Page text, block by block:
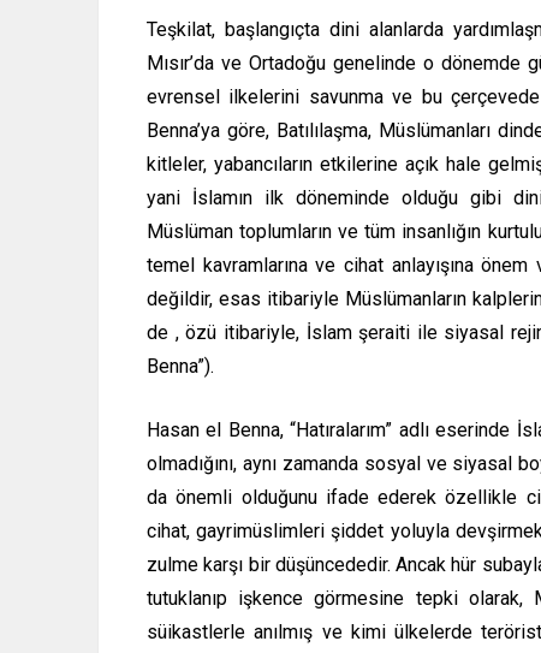
Teşkilat, başlangıçta dini alanlarda
Mısır’da ve Ortadoğu genelinde o
evrensel ilkelerini savunma ve bu
Benna’ya göre, Batılılaşma, Müslümanları
kitleler, yabancıların etkilerine açık hale
yani İslamın ilk döneminde olduğu gibi
Müslüman toplumların ve tüm insanlığın
temel kavramlarına ve cihat anlayışına
değildir, esas itibariyle Müslümanların
de , özü itibariyle, İslam şeraiti ile siyasal
Benna”).
Hasan el Benna, “Hatıralarım” adlı eserinde
olmadığını, aynı zamanda sosyal ve siyasal
da önemli olduğunu ifade ederek özellikle
cihat, gayrimüslimleri şiddet yoluyla
zulme karşı bir düşüncededir. Ancak hür
tutuklanıp işkence görmesine tepki olarak,
süikastlerle anılmış ve kimi ülkelerde